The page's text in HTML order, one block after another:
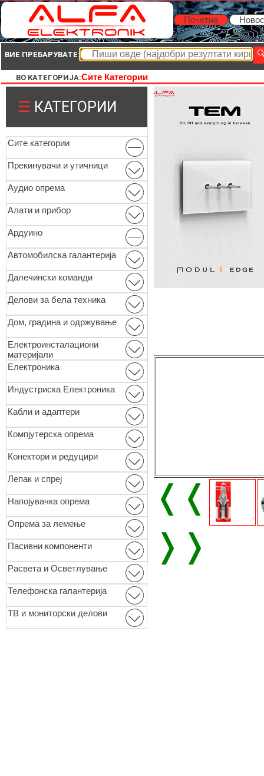
Почетна
ВИЕ ПРЕБАРУВАТЕ:
ВО КАТЕГОРИЈА:Сите Категории
☰ КАТЕГОРИИ
Сите категории
Прекинувачи и утичници
Аудио опрема
Алати и прибор
Ардуино
Автомобилска галантерија
Далечински команди
Делови за бела техника
Дом, градина и одржување
Електроинсталациони
материјали
Електроника
Индустриска Електроника
Кабли и адаптери
Компјутерска опрема
Конектори и редуцири
Лепак и спреј
Напојувачка опрема
Опремa за лемење
Пасивни компоненти
Расвета и Осветлување
Телефонска галантерија
ТВ и мониторски делови
❬❬
❭❭